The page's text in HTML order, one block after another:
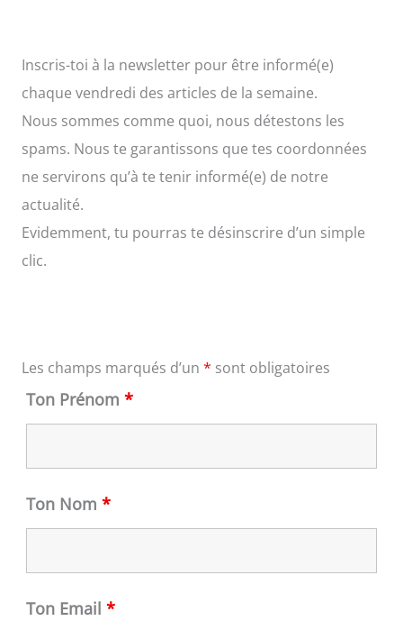
Inscris-toi à la newsletter pour être informé(e)
chaque vendredi des articles de la semaine.
Nous sommes comme quoi, nous détestons les
spams. Nous te garantissons que tes coordonnées
ne servirons qu’à te tenir informé(e) de notre
actualité.
Evidemment, tu pourras te désinscrire d’un simple
clic.
Les champs marqués d’un * sont obligatoires
Ton Prénom *
Ton Nom *
Ton Email *